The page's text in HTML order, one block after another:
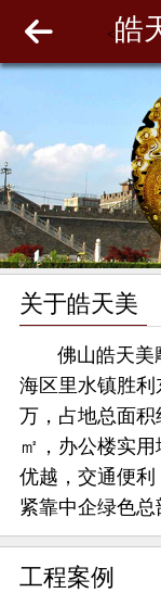
<皓
关于皓天美
佛山皓天美
海区里水镇胜利
万，占地总面积
㎡，办公楼实
优越，交通便利
紧靠中企绿色总
工程案例